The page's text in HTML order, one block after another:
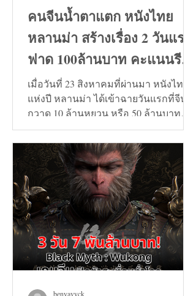
คนจีนน้ำตาแตก หนังไทย
หลานม่า สร้างเรื่อง 2 วันแรก
ฟาด 100ล้านบาท คะแนนรีวิว
9+
เมื่อวันที่ 23 สิงหาคมที่ผ่านมา หนังไทย
แห่งปี หลานม่า ได้เข้าฉายวันแรกที่จีน
กวาด 10 ล้านหยวน หรือ 50 ล้านบาท
และวันที่ 24 สิงหาคมทะลุ...
benyavyck